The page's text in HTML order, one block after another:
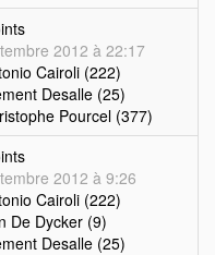
2012 à 22:17
Cairoli (222)
Desalle (25)
Pourcel (377)
2012 à 9:26
Cairoli (222)
De Dycker (9)
Desalle (25)